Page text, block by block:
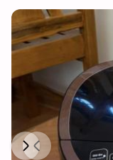
Previous
Next